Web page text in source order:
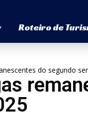
Roteiro de
do segundo